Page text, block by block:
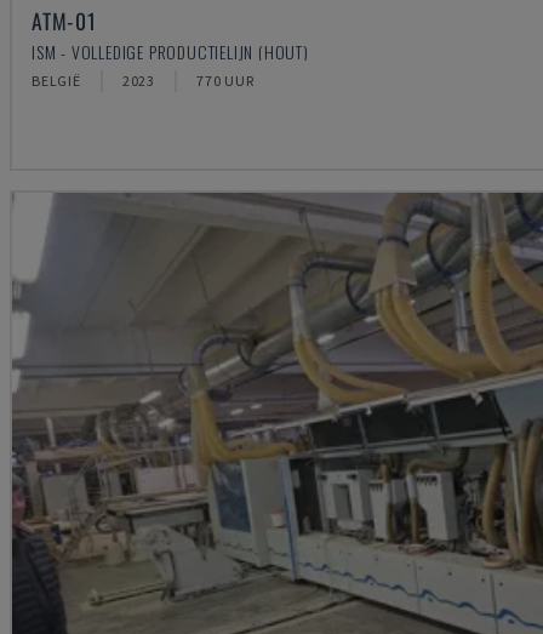
ATM-01
ISM - VOLLEDIGE PRODUCTIELIJN (HOUT)
BELGIË 2023 770 UUR